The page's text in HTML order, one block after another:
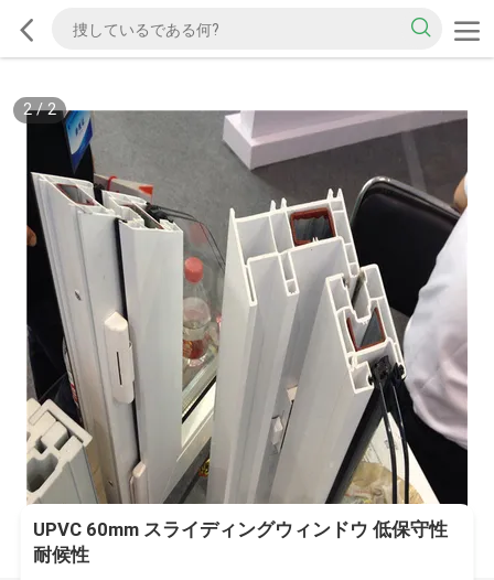
2/2
UPVC 60mm スライディングウィンドウ 低保守性
耐候性